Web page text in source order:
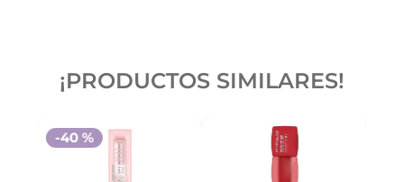
¡PRODUCTOS SIMILARES!
-40 %